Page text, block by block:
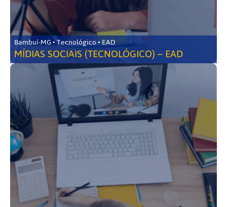
Bambuí-MG • Tecnológico • EAD
MÍDIAS SOCIAIS (TECNOLÓGICO) – EAD